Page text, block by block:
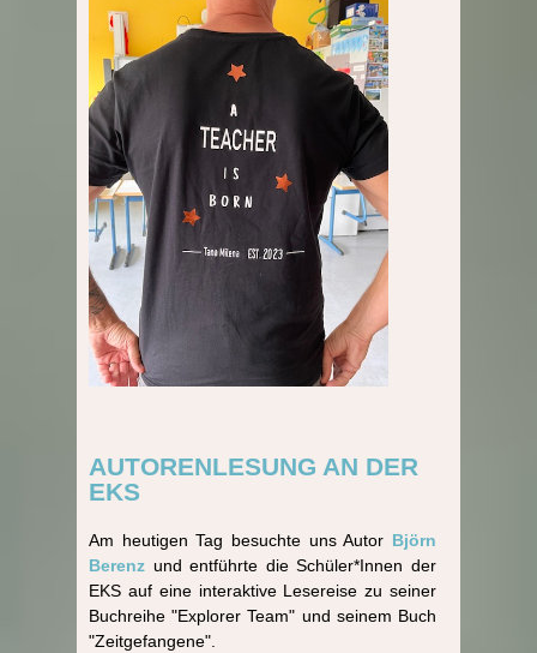
AUTORENLESUNG AN DER
EKS
Am heutigen Tag besuchte uns Autor Björn
Berenz und entführte die Schüler*Innen der
EKS auf eine interaktive Lesereise zu seiner
Buchreihe "Explorer Team" und seinem Buch
"Zeitgefangene".